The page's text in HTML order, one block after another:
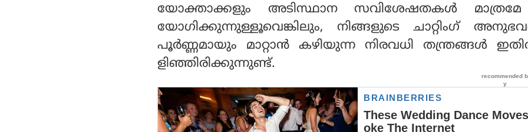
യോക്താക്കളും അടിസ്ഥാന സവിശേഷതകള്‍
യോഗിക്കുന്നുള്ളൂവെങ്കിലും, നിങ്ങളുടെ ചാറ്റിംഗ്
പൂര്‍ണ്ണമായും മാറ്റാന്‍ കഴിയുന്ന നിരവധി തന്ത്രങ്ങള്‍
ളിഞ്ഞിരിക്കുന്നുണ്ട്.